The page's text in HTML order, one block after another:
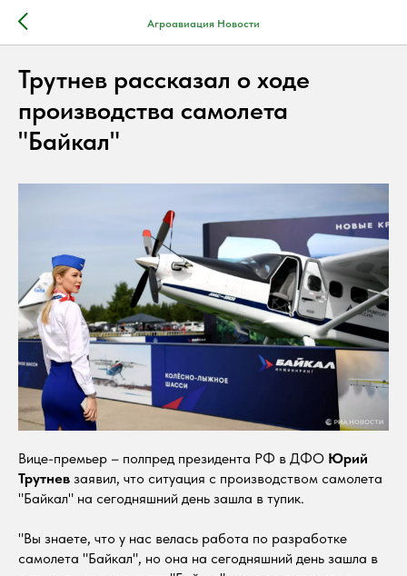
Агроавиация Новости
Трутнев рассказал о ходе
производства самолета
"Байкал"
Вице-премьер – полпред президента РФ в ДФО Юрий
Трутнев заявил, что ситуация с производством самолета
"Байкал" на сегодняшний день зашла в тупик.
"Вы знаете, что у нас велась работа по разработке
самолета "Байкал", но она на сегодняшний день зашла в